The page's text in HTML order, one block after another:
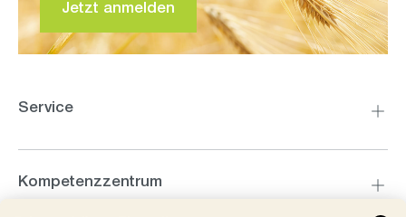
Jetzt anmelden
Service
Kompetenzzentrum